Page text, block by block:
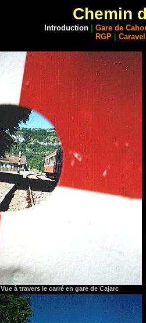
Chemin
Introduction
Gare de
RGP
Vue à travers le carré en gare de Cajarc